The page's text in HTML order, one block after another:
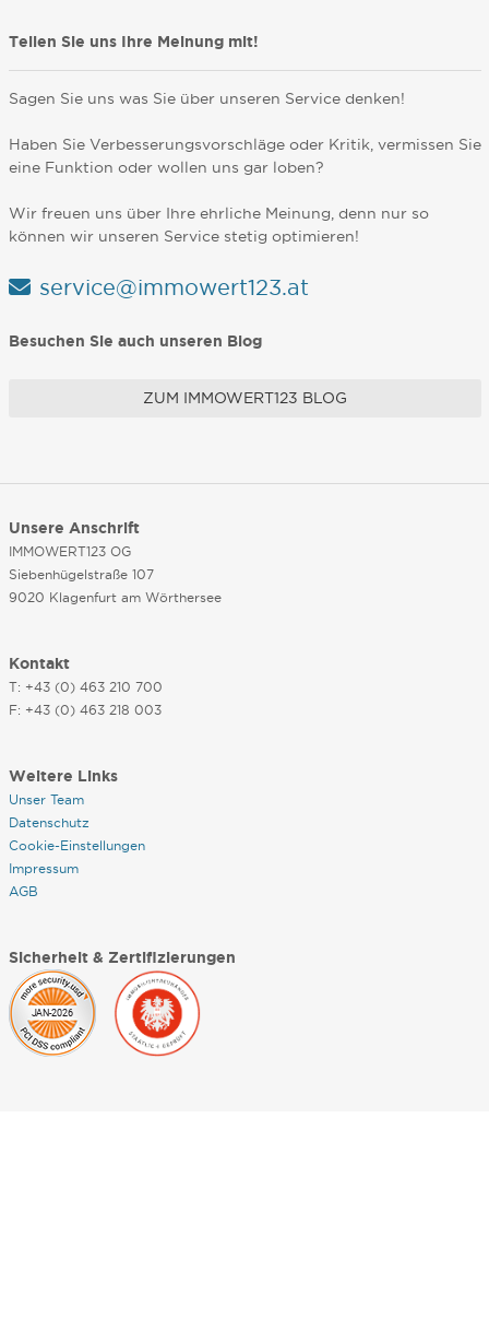
Teilen Sie uns Ihre Meinung mit!
Sagen Sie uns was Sie über unseren Service denken!
Haben Sie Verbesserungsvorschläge oder Kritik, vermissen Sie
eine Funktion oder wollen uns gar loben?
Wir freuen uns über Ihre ehrliche Meinung, denn nur so
können wir unseren Service stetig optimieren!
service@immowert123.at
Besuchen Sie auch unseren Blog
ZUM IMMOWERT123 BLOG
Unsere Anschrift
IMMOWERT123 OG
Siebenhügelstraße 107
9020 Klagenfurt am Wörthersee
Kontakt
T: +43 (0) 463 210 700
F: +43 (0) 463 218 003
Weitere Links
Unser Team
Datenschutz
Cookie-Einstellungen
Impressum
AGB
Sicherheit & Zertifizierungen